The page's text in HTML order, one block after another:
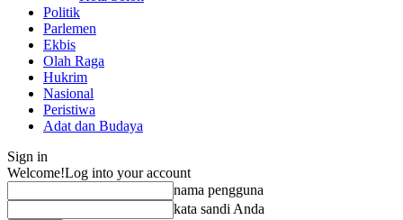
Politik
Parlemen
Ekbis
Olah Raga
Hukrim
Nasional
Peristiwa
Adat dan Budaya
Sign in
Welcome!Log into your account
nama pengguna
kata sandi Anda